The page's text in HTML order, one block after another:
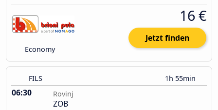
Economy
16 €
Jetzt finden
FILS 1h 55min
06:30 Rovinj
ZOB